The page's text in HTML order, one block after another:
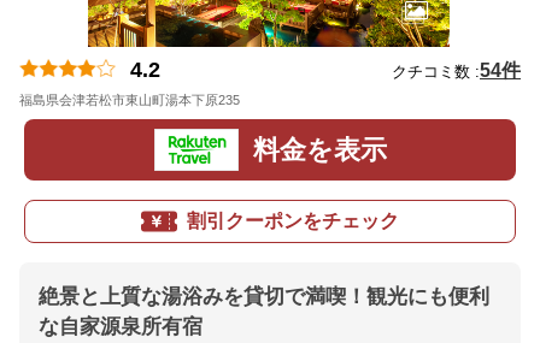
4.2 クチコミ数 :54件
福島県会津若松市東山町湯本下原235
料金を表示
割引クーポンをチェック
絶景と上質な湯浴みを貸切で満喫！観光にも便利
な自家源泉所有宿